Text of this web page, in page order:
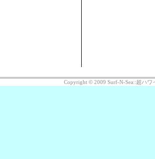
Copyright © 2009 Surf-N-Sea::超ハワ